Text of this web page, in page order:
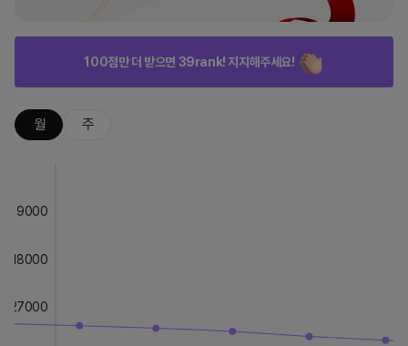
100점만 더 받으면 39rank! 지지해주세요!
월 주
9000
18000
27000